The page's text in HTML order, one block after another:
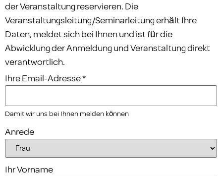
der Veranstaltung reservieren. Die
Veranstaltungsleitung/Seminarleitung erhält Ihre
Daten, meldet sich bei Ihnen und ist für die
Abwicklung der Anmeldung und Veranstaltung direkt
verantwortlich.
Ihre Email-Adresse*
Damit wir uns bei Ihnen melden können
Anrede
Ihr Vorname